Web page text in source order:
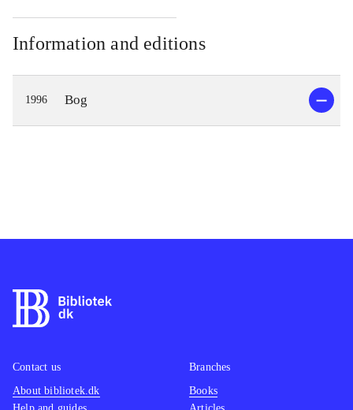
Information and editions
1996 Bog
Contact us
About bibliotek.dk
Branches
Books